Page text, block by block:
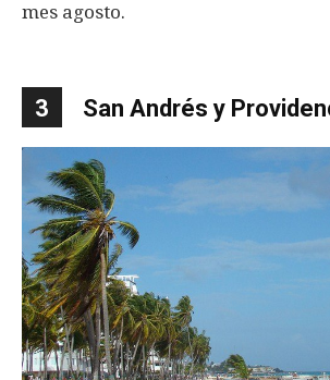
mes agosto.
3 San Andrés y